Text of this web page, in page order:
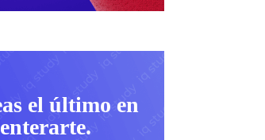
el último en
enterarte.